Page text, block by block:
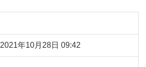
2021年10月28日 09:42